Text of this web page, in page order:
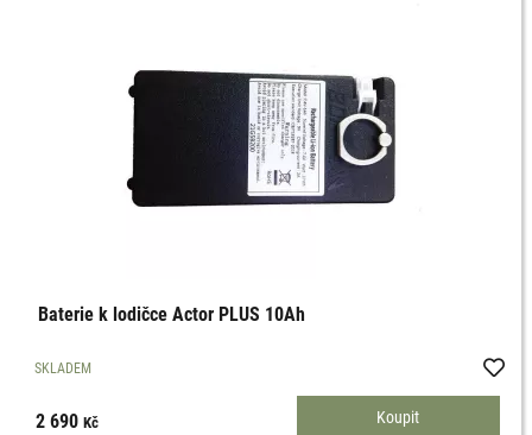
Baterie k lodičce Actor PLUS 10Ah
SKLADEM
2 690Kč